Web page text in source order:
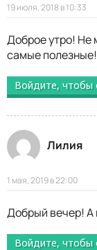
19 июля, 2018 в 10:33
Доброе утро! Не
самые полезные!
Войдите, чтобы
Лилия
1 мая, 2019 в 22:00
Добрый вечер! А
Войдите, чтобы